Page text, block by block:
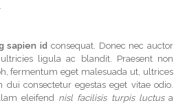
sapien id consequat. Donec nec auctor
ligula ac blandit. Praesent non
fermentum eget malesuada ut, ultrices
consectetur egestas eget vitae odio.
eleifend nisl facilisis turpis luctusa